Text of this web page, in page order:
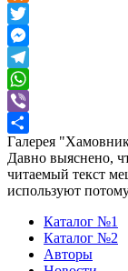
Odnoklassniki
Twitter
Messenger
Telegram
WhatsApp
Viber
Отправить
Галерея
Давно выяснено,
читаемый текст
используют
Каталог №1
Каталог №2
Авторы